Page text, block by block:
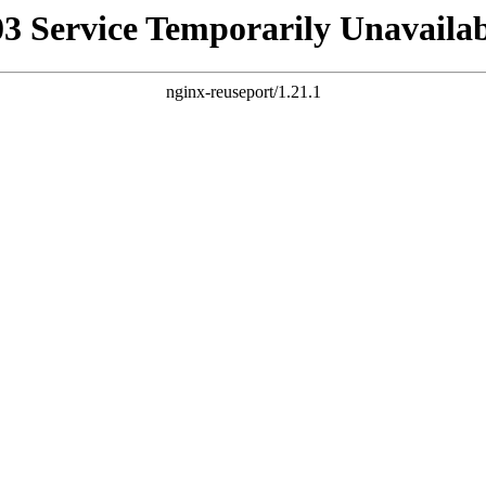
Service Temporarily
nginx-reuseport/1.21.1